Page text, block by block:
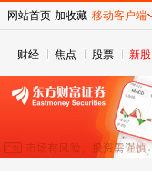
财经 焦点 股票 新股
网站首页 加收藏 移动客户端